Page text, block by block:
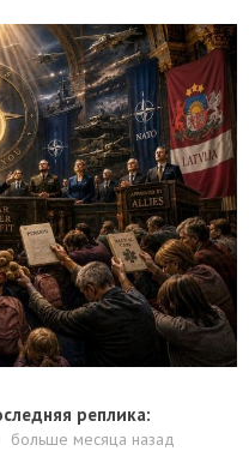
реплика:
больше месяца назад